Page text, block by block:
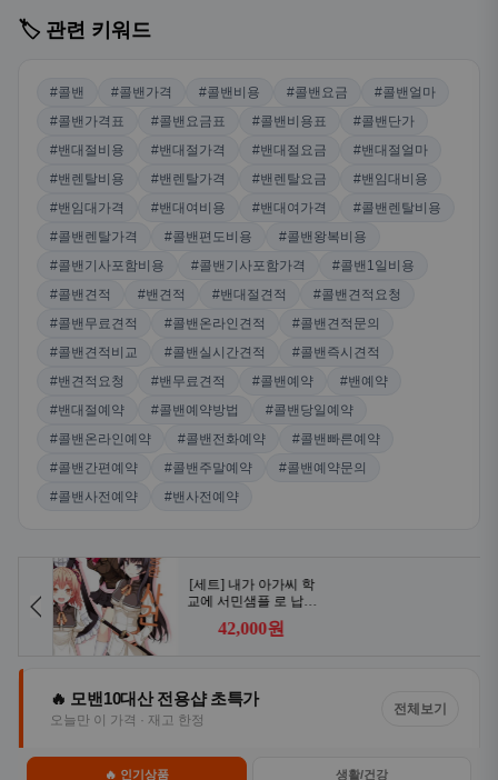
🏷️ 관련 키워드
#콜밴 #콜밴가격 #콜밴비용 #콜밴요금
#콜밴얼마
#콜밴가격표
#콜밴요금표 #콜밴비용표
#콜밴단가
#밴대절비용
#밴대절가격 #밴대절요금
#밴대절얼마
#밴렌탈비용
#밴렌탈가격 #밴렌탈요금
#밴임대비용
#밴임대가격
#밴대여비용 #밴대여가격
#콜밴렌탈비용
#콜밴렌탈가격
#콜밴편도비용
#콜밴왕복비용
#콜밴기사포함비용
#콜밴기사포함가격
#콜밴1일비용
#콜밴견적
#밴견적 #밴대절견적
#콜밴견적요청
#콜밴무료견적
#콜밴온라인견적
#콜밴견적문의
#콜밴견적비교
#콜밴실시간견적
#콜밴즉시견적
#밴견적요청
#밴무료견적 #콜밴예약
#밴예약
#밴대절예약
#콜밴예약방법
#콜밴당일예약
#콜밴온라인예약
#콜밴전화예약
#콜밴빠른예약
#콜밴간편예약
#콜밴주말예약
#콜밴예약문의
#콜밴사전예약
#밴사전예약
🔥 모밴10대산 전용샵 초특가
오늘만 이 가격 · 재고 한정
전체보기
🔥 인기상품 생활/건강